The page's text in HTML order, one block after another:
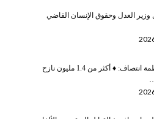
وزير العدل وحقوق الإنسان القاضي
انتصاف: ♦️
أكثر من 1.4 مليون نازح